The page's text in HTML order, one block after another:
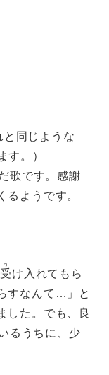
と同じような
す。）
歌です。感謝
ようです。
受
う
け入れてもら
すなんて…」と
した。でも、良
るうちに、少